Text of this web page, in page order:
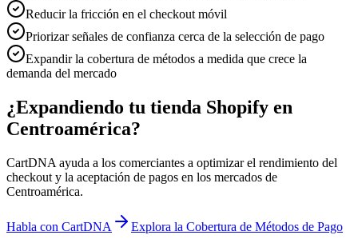
Reducir la fricción en el checkout móvil
Priorizar señales de confianza cerca de la selección de pago
Expandir la cobertura de métodos a medida que crece la
demanda del mercado
¿Expandiendo tu tienda Shopify en
Centroamérica?
CartDNA ayuda a los comerciantes a optimizar el rendimiento del
checkout y la aceptación de pagos en los mercados de
Centroamérica.
Habla con CartDNA Explora la Cobertura de Métodos de Pago